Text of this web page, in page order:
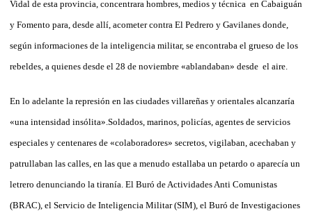
Vidal de esta provincia, concentrara hombres, medios y técnica en Cabaiguán
y Fomento para, desde allí, acometer contra El Pedrero y Gavilanes donde,
según informaciones de la inteligencia militar, se encontraba el grueso de los
rebeldes, a quienes desde el 28 de noviembre «ablandaban» desde el aire.
En lo adelante la represión en las ciudades villareñas y orientales alcanzaría
«una intensidad insólita».Soldados, marinos, policías, agentes de servicios
especiales y centenares de «colaboradores» secretos, vigilaban, acechaban y
patrullaban las calles, en las que a menudo estallaba un petardo o aparecía un
letrero denunciando la tiranía. El Buró de Actividades Anti Comunistas
(BRAC), el Servicio de Inteligencia Militar (SIM), el Buró de Investigaciones